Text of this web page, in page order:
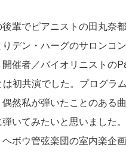
輩でピアニストの田丸奈
デン・ハーグのサロンコ
催者／バイオリニストの
は初共演でした。プログラ
然私が弾いたことのある
いてみたいと思いました
ボウ管弦楽団の室内楽企